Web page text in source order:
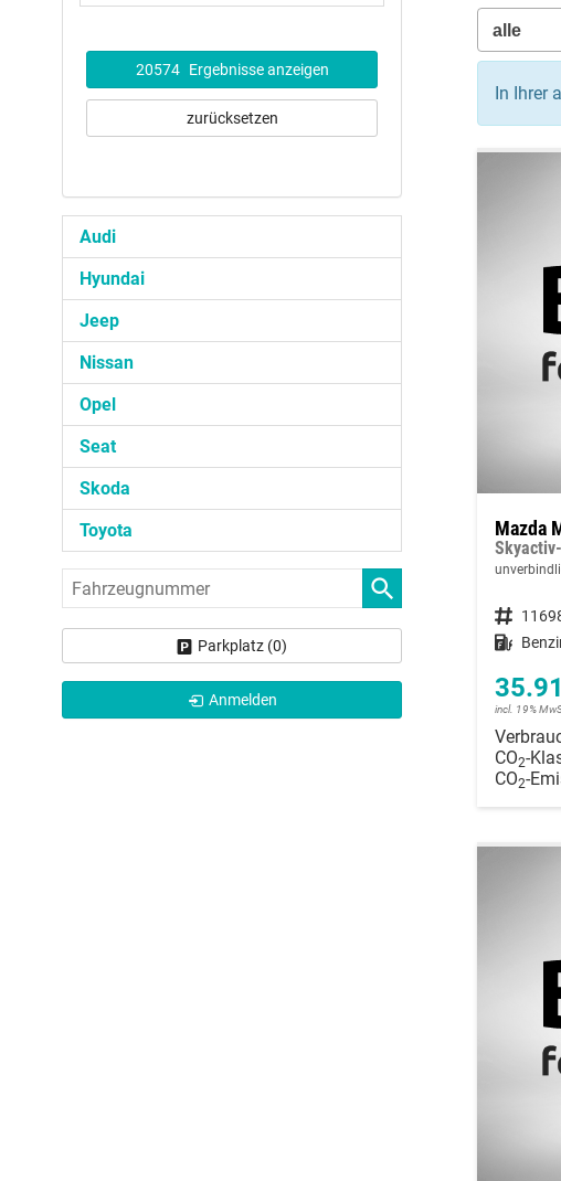
In Ihrer
Mazda
Fahrzeugnummer
Kraftstoff
incl. 19%
CO2-
CO2-
20574 Ergebnisse anzeigen
zurücksetzen
Audi
Hyundai
Jeep
Nissan
Opel
Seat
Skoda
Toyota
Fahrzeugnummer
Parkplatz (0)
Anmelden